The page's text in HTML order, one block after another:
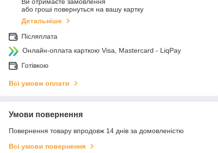
Ви отримаєте замовлення
або гроші повернуться на вашу картку
Детальніше
Післяплата
Онлайн-оплата карткою Visa, Mastercard - LiqPay
Готівкою
Всі умови оплати
Умови повернення
Повернення товару впродовж 14 днів за домовленістю
Всі умови повернення